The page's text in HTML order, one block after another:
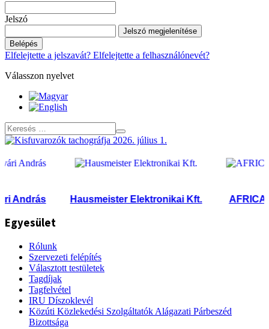
Jelszó
Jelszó megjelenítése
Belépés
Elfelejtette a jelszavát? Elfelejtette a felhasználónevét?
Válasszon nyelvet
Hausmeister Elektronikai Kft.
Egyesület
Rólunk
Szervezeti felépítés
Választott testületek
Tagdíjak
Tagfelvétel
IRU Díszoklevél
Közúti Közlekedési Szolgáltatók Alágazati Párbeszéd
Bizottsága